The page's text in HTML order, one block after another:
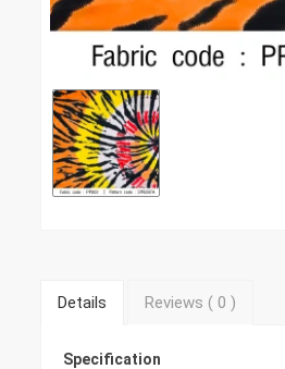
พิมพ์มัดย้อมวงกลม(ส้มเหลืองแดง) #1
Details Reviews ( 0 )
Specification